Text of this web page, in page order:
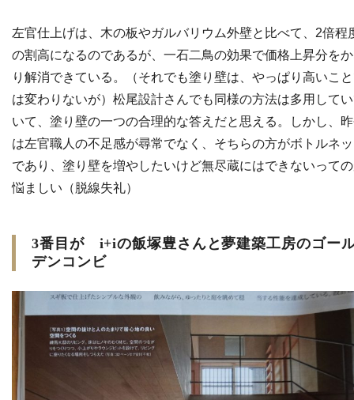
左官仕上げは、木の板やガルバリウム外壁と比べて、2倍程
の割高になるのであるが、一石二鳥の効果で価格上昇分を
り解消できている。（それでも塗り壁は、やっぱり高いこ
は変わりないが）松尾設計さんでも同様の方法は多用して
いて、塗り壁の一つの合理的な答えだと思える。しかし、
は左官職人の不足感が尋常でなく、そちらの方がボトルネ
であり、塗り壁を増やしたいけど無尽蔵にはできないって
悩ましい（脱線失礼）
3番目が i+iの飯塚豊さんと夢建築工房のゴー
デンコンビ